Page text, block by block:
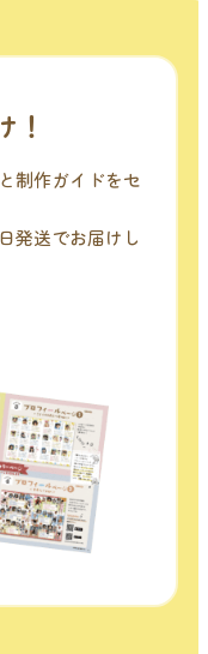
！
制作ガイドをセ
発送でお届けし